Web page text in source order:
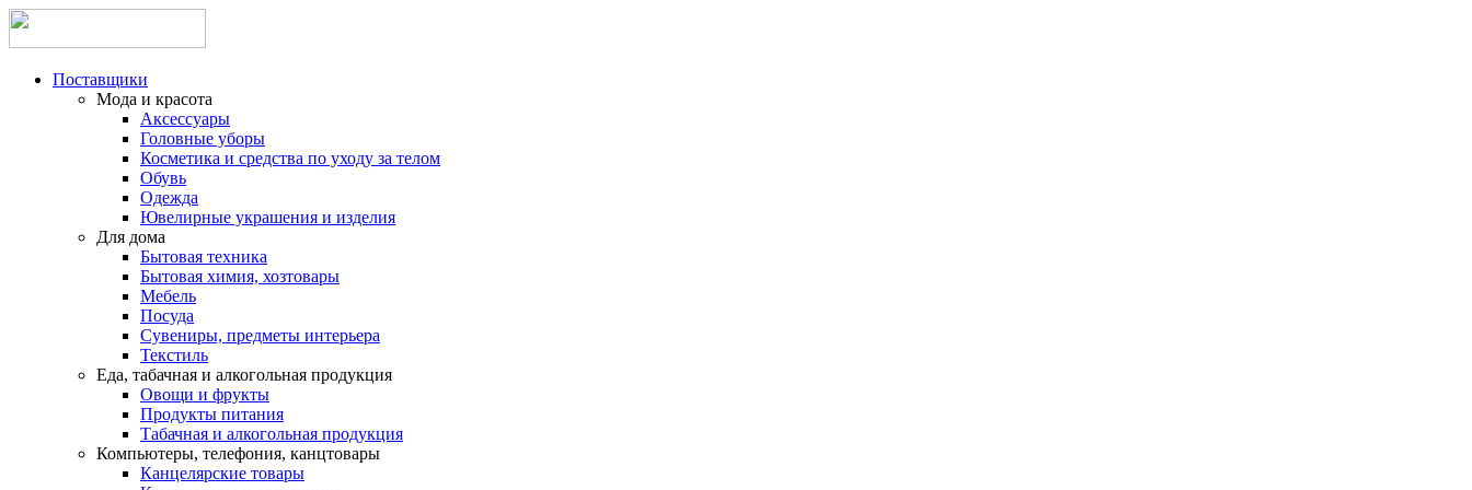
Поставщики
Мода и красота
Аксессуары
Головные уборы
Косметика и средства по уходу за телом
Обувь
Одежда
Ювелирные украшения и изделия
Для дома
Бытовая техника
Бытовая химия, хозтовары
Мебель
Посуда
Сувениры, предметы интерьера
Текстиль
Еда, табачная и алкогольная продукция
Овощи и фрукты
Продукты питания
Табачная и алкогольная продукция
Компьютеры, телефония, канцтовары
Канцелярские товары